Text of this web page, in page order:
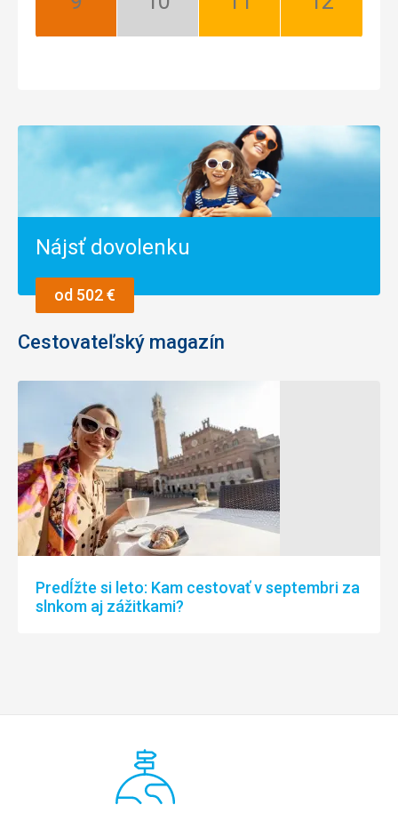
September:
Október:
November:
December:
Nájsť dovolenku
od 502 €
Cestovateľský magazín
Predĺžte si leto: Kam cestovať v septembri za
slnkom aj zážitkami?